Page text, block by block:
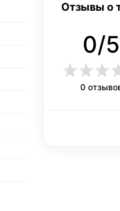
Отзывы о
0/5
0